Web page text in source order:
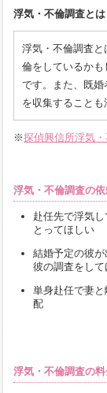
浮気・不倫調査とは
浮気・不倫調査
倫をしているか
です。また、既
を収集することも
※探偵興信所浮気
浮気・不倫調査の依
赴任先で浮気
とってほしい
結婚予定の彼
彼の調査をし
単身赴任で妻
配
浮気・不倫調査の料